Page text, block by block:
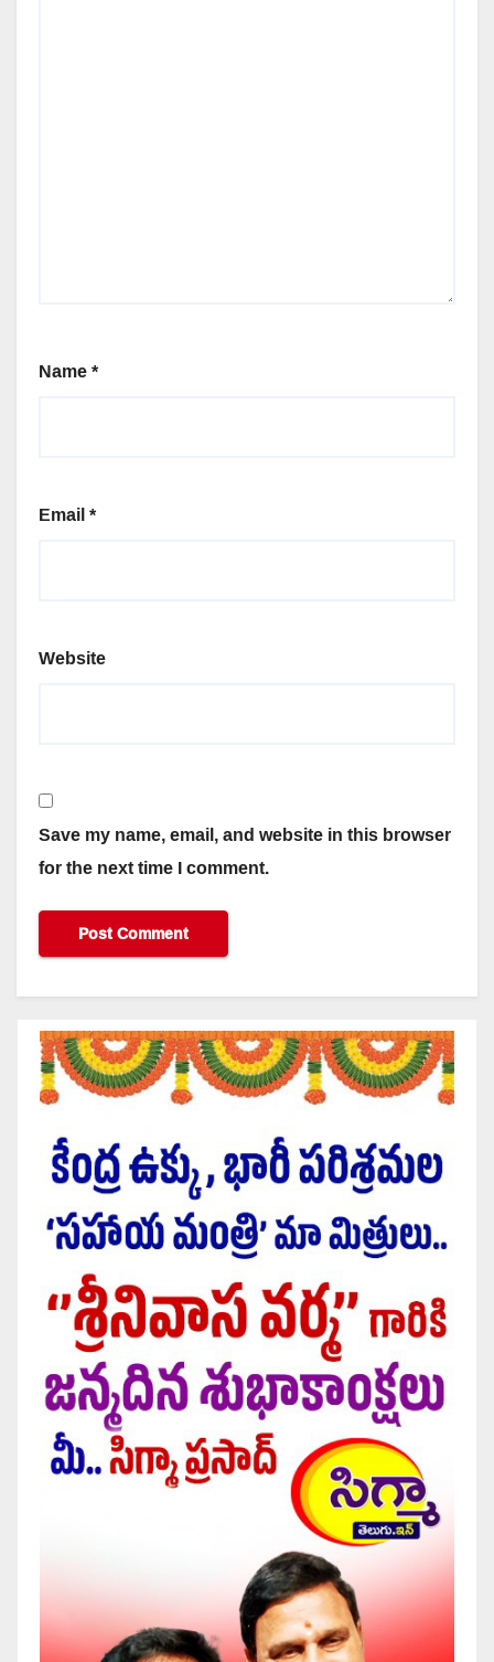
Name*
Email*
Website
Save my name, email, and website in this browser
for the next time I comment.